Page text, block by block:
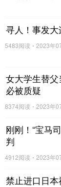
寻人！事发
5483阅读 2023年
女大学生替
必被质疑
8374阅读 2023年
刚刚！“宝马
判
4912阅读 2023年
禁止进口日本